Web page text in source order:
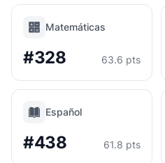
Matemáticas
#328 63.6 pts
Español
#438 61.8 pts